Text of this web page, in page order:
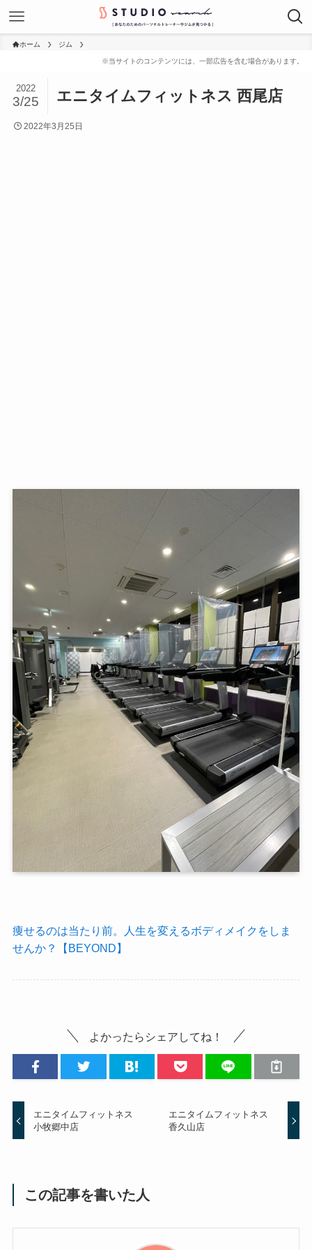
ホーム ジム
エニタイムフィットネス 西尾店
2022
3/25
2022年3月25日
痩せるのは当たり前。人生を変えるボディメイクをしま
せんか？【BEYOND】
よかったらシェアしてね！
エニタイムフィットネス
小牧郷中店
エニタイムフィットネス
香久山店
この記事を書いた人